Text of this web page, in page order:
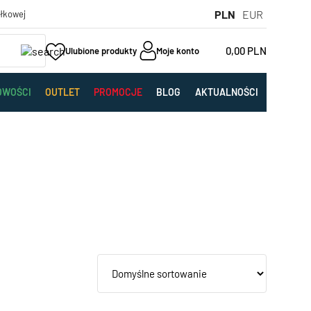
PLN EUR
Ulubione produkty Moje konto 0,00 PLN
OUTLET PROMOCJE BLOG AKTUALNOŚCI